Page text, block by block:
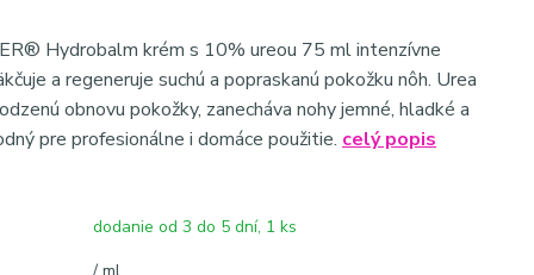
Hydrobalm krém s 10% ureou 75 ml intenzívne
a regeneruje suchú a popraskanú pokožku nôh. Urea
obnovu pokožky, zanecháva nohy jemné, hladké a
pre profesionálne i domáce použitie. celý popis
dodanie od 3 do 5 dní, 1 ks